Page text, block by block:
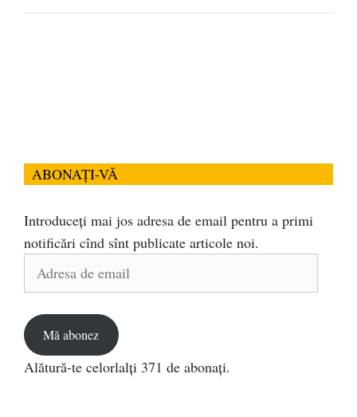
ABONAȚI-VĂ
Introduceți mai jos adresa de email pentru a primi
notificări cînd sînt publicate articole noi.
Adresa
Mă abonez
Alătură-te celorlalți 371 de abonați.